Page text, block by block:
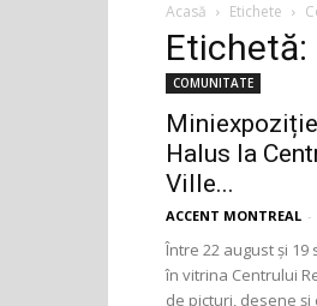
Acasă Etichete
Etichetă:
COMUNITATE
Halus la
Ville...
ACCENT MONTREAL -
Între 22 august și
în vitrina Centrului
de picturi, desene și